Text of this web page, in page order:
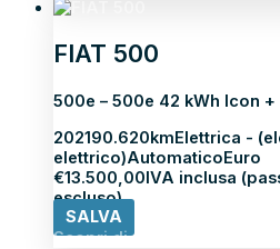
FIAT 500
500e – 500e 42 kWh Icon +
202190.620kmElettrica -
elettrico)AutomaticoEuro
€13.500,00IVA inclusa
escluso)
SALVA
Scopri di più